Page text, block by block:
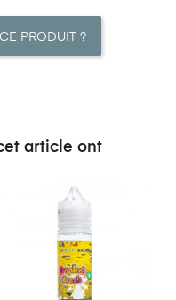
PRODUIT ?
article ont